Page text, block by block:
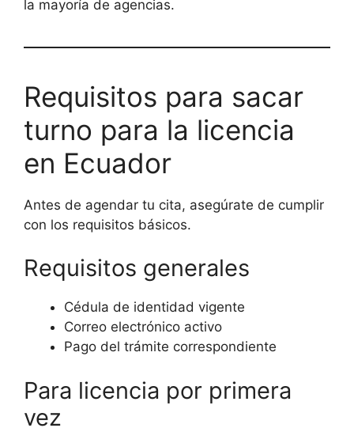
la mayoría de agencias.
Requisitos para sacar
turno para la licencia
en Ecuador
Antes de agendar tu cita, asegúrate de cumplir
con los requisitos básicos.
Requisitos generales
Cédula de identidad vigente
Correo electrónico activo
Pago del trámite correspondiente
Para licencia por primera
vez